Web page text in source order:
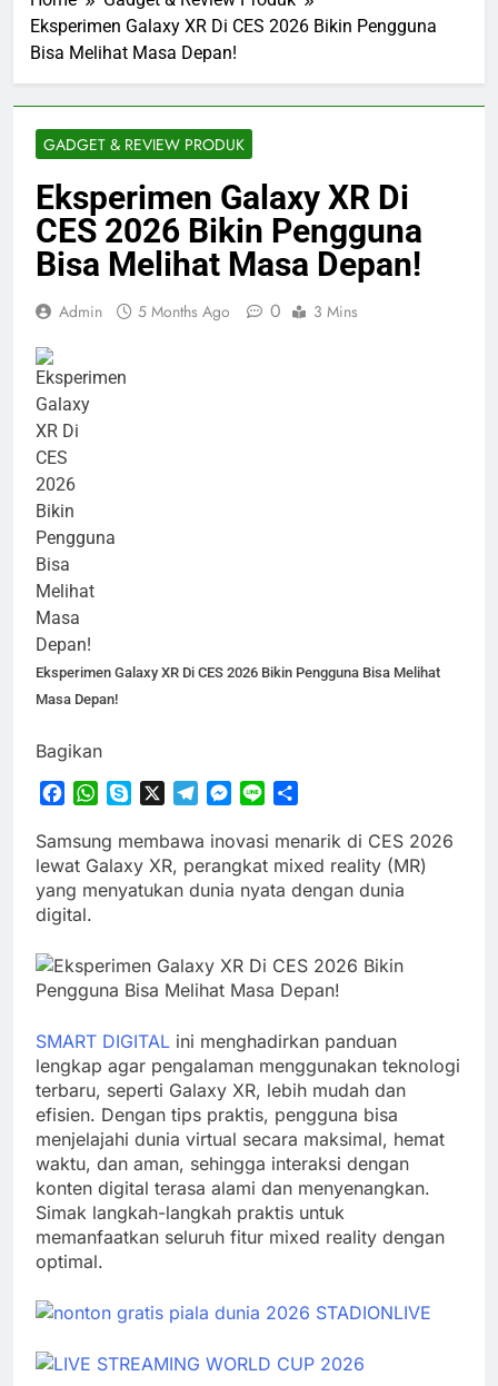
Eksperimen Galaxy XR Di CES 2026 Bikin Pengguna
Bisa Melihat Masa Depan!
GADGET & REVIEW PRODUK
Eksperimen Galaxy XR Di
CES 2026 Bikin Pengguna
Bisa Melihat Masa Depan!
Admin 5 Months Ago 0 3 Mins
Eksperimen Galaxy XR Di CES 2026 Bikin Pengguna Bisa Melihat
Masa Depan!
Bagikan
Facebook
WhatsApp
Skype TelegramMessenger
Line
Samsung membawa inovasi menarik di CES 2026
lewat Galaxy XR, perangkat mixed reality (MR)
yang menyatukan dunia nyata dengan dunia
digital.
SMART DIGITAL ini menghadirkan panduan
lengkap agar pengalaman menggunakan teknologi
terbaru, seperti Galaxy XR, lebih mudah dan
efisien. Dengan tips praktis, pengguna bisa
menjelajahi dunia virtual secara maksimal, hemat
waktu, dan aman, sehingga interaksi dengan
konten digital terasa alami dan menyenangkan.
Simak langkah-langkah praktis untuk
memanfaatkan seluruh fitur mixed reality dengan
optimal.